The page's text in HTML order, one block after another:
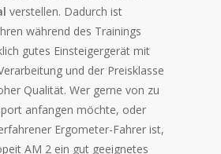
verstellen. Dadurch ist
während des Trainings
gutes Einsteigergerät mit
und der Preisklasse
Qualität. Wer gerne von zu
anfangen möchte, oder
Ergometer-Fahrer ist,
AM 2 ein gut geeignetes